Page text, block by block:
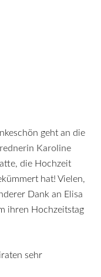
geht an die
Karoline
die Hochzeit
hat! Vielen,
Dank an Elisa
ihren Hochzeitstag
sehr